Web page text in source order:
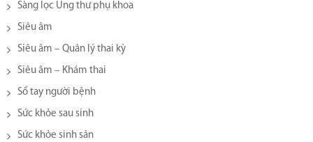
Sàng lọc Ung thư phụ khoa
Siêu âm
Siêu âm – Quản lý thai kỳ
Siêu âm – Khám thai
Sổ tay người bệnh
Sức khỏe sau sinh
Sức khỏe sinh sản